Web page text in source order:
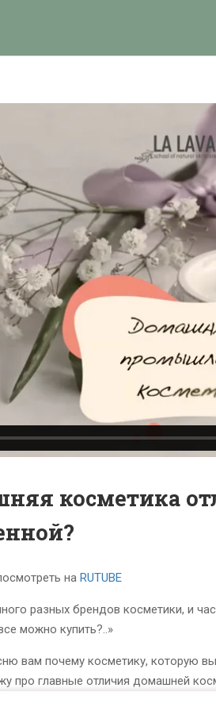
косметика
на RUTUBE
разных брендов косметики, и
можно купить?..»
вам почему косметику, которую вы
про главные отличия домашней
КУРСЫ БЛОГ